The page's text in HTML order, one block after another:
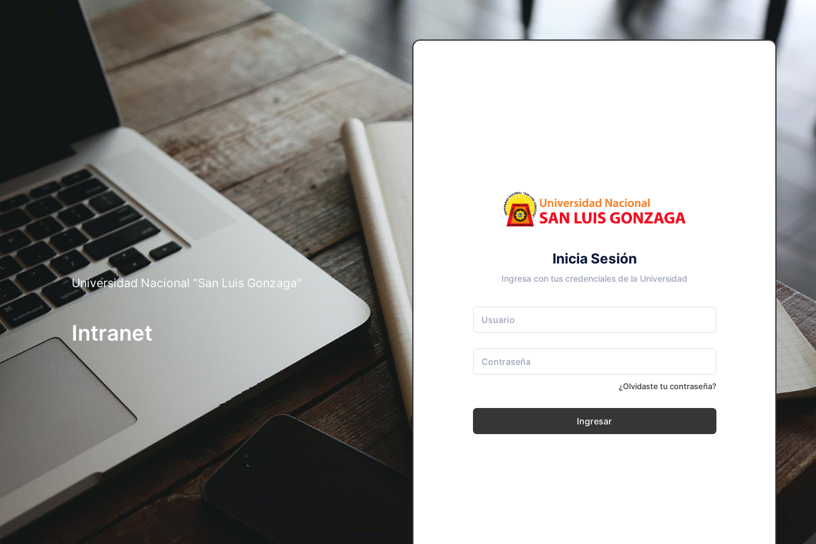
Universidad Nacional "San Luis Gonzaga"
Intranet
Inicia Sesión
Ingresa con tus credenciales de la Universidad
¿Olvidaste tu contraseña?
Ingresar